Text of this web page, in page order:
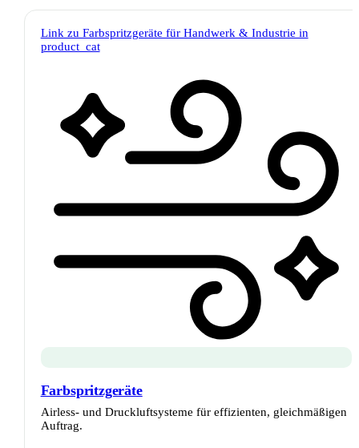
Link zu Farbspritzgeräte für Handwerk & Industrie in
product_cat
Farbspritzgeräte
Airless- und Druckluftsysteme für effizienten, gleichmäßigen
Auftrag.